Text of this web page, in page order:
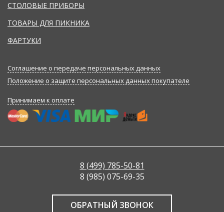
СТОЛОВЫЕ ПРИБОРЫ
ТОВАРЫ ДЛЯ ПИКНИКА
ФАРТУКИ
Соглашение о передаче персональных данных
Положение о защите персональных данных покупателе
Принимаем к оплате
8 (499) 785-50-81
8 (985) 075-69-35
ОБРАТНЫЙ ЗВОНОК